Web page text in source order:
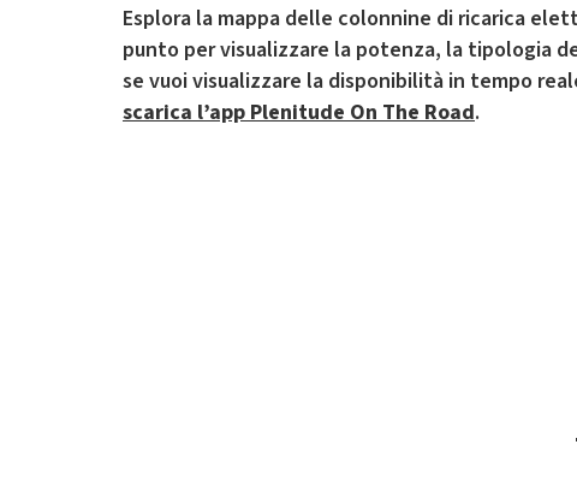
Esplora la mappa delle colonnine di ricarica
punto per visualizzare la potenza, la tipologia
se vuoi visualizzare la disponibilità in tempo
scarica l’app Plenitude On The Road.
Il